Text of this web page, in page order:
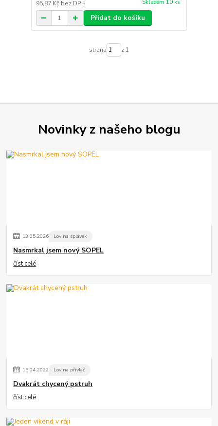
95,87 Kč bez DPH Skladem 10 ks
Přidat do košíku
strana z 1
Novinky z našeho blogu
13.05.2026 Lov na splávek
Nasmrkal jsem nový SOPEL
číst celé
15.04.2022 Lov na přívlač
Dvakrát chycený pstruh
číst celé